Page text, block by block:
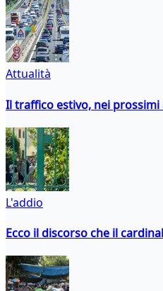
Attualità
Il traffico estivo, nei
L'addio
Ecco il discorso che il